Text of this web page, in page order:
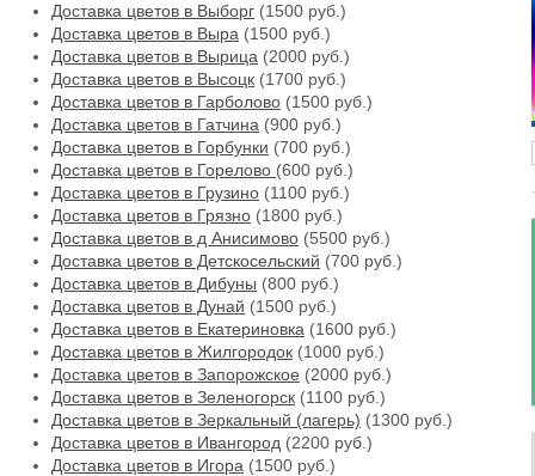
Доставка цветов в Выборг (1500 руб.)
Доставка цветов в Выра (1500 руб.)
Доставка цветов в Вырица (2000 руб.)
Доставка цветов в Высоцк (1700 руб.)
Доставка цветов в Гарболово (1500 руб.)
Доставка цветов в Гатчина (900 руб.)
Доставка цветов в Горбунки (700 руб.)
Доставка цветов в Горелово (600 руб.)
Доставка цветов в Грузино (1100 руб.)
Доставка цветов в Грязно (1800 руб.)
Доставка цветов в д Анисимово (5500 руб.)
Доставка цветов в Детскосельский (700 руб.)
Доставка цветов в Дибуны (800 руб.)
Доставка цветов в Дунай (1500 руб.)
Доставка цветов в Екатериновка (1600 руб.)
Доставка цветов в Жилгородок (1000 руб.)
Доставка цветов в Запорожское (2000 руб.)
Доставка цветов в Зеленогорск (1100 руб.)
Доставка цветов в Зеркальный (лагерь) (1300 руб.)
Доставка цветов в Ивангород (2200 руб.)
Доставка цветов в Игора (1500 руб.)